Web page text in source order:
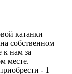
катанки
собственном
к нам за
месте.
- 1